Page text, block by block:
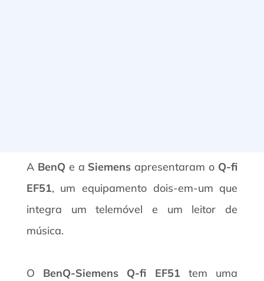
A BenQe a Siemens apresentaram o Q-fi
EF51, um equipamento dois-em-um que
integra um telemóvel e um leitor de
música.
O BenQ-Siemens Q-fi EF51 tem uma